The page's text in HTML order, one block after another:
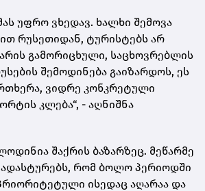
უფრო ვხედავ. ხალხი შემოვა
რუსეთიდან, ტურისტებს არ
გამორიცხული, საცხოვრებლის
შემოდინება გაიზარდოს, ეს
ვიდრე კონკრეტული
კლება“, - აღნიშნა
შაქრის ბაზარზეც. მეწარმე
ადასტურებს, რომ ბოლო პერიოდში
ისედაც აღარაა და